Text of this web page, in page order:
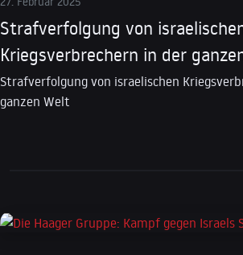
Strafverfolgung von
Kriegsverbrechern in der
Strafverfolgung von israelischen
ganzen Welt